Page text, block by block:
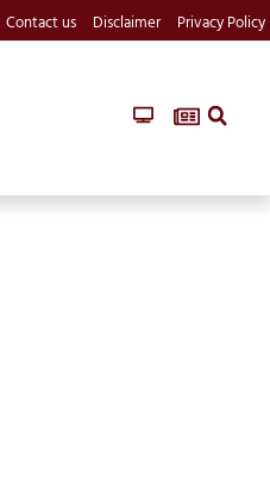
Contact us Disclaimer Privacy Policy